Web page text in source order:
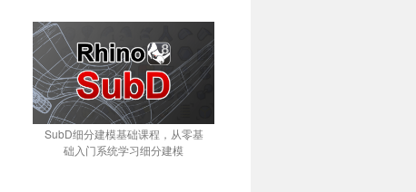
SubD细分建模基础课程，从零基
础入门系统学习细分建模